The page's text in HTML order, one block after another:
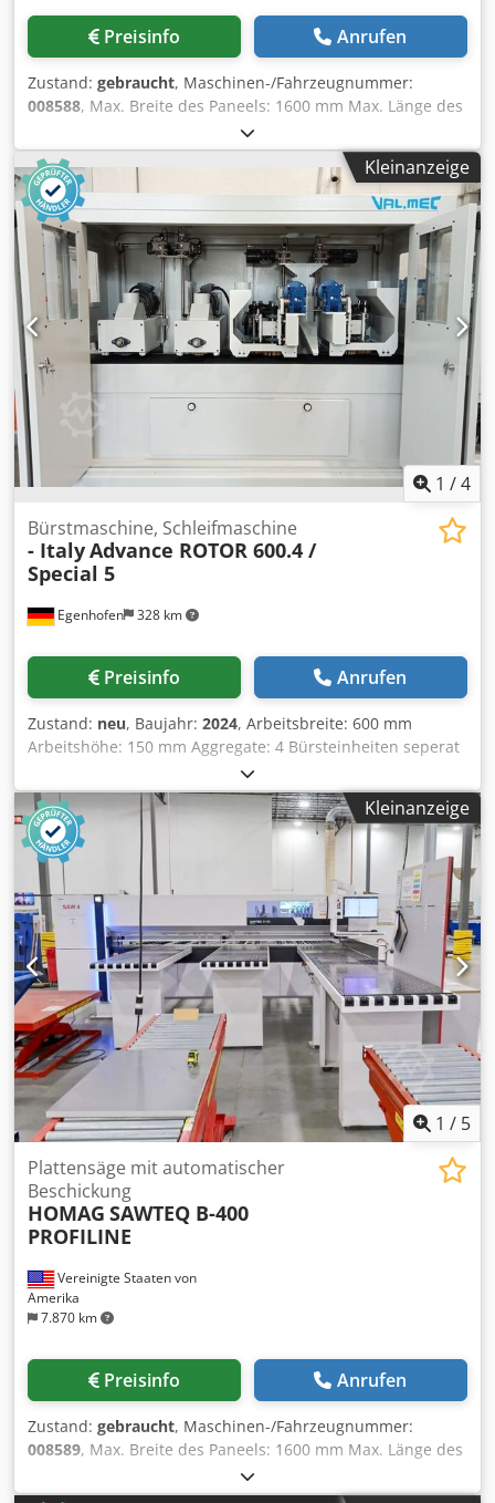
Preisinfo Anrufen
Zustand: gebraucht, Maschinen-/Fahrzeugnummer:
008588, Max. Breite des Paneels: 1600 mm Max. Länge des
Paneels: 3700 mm Max. Vorstand Hauptsägeblatt: 125 mm
Dwjdpfey In Avox Anpea Anzahl der Spannzangen: 9
Ladesystem für die Dünnen: ja
Kleinanzeige
1 /4
Egenhofen 328 km
Bürstmaschine, Schleifmaschine
- ItalyAdvance ROTOR 600.4 /
Special 5
Preisinfo Anrufen
Zustand: neu, Baujahr: 2024, Arbeitsbreite: 600 mm
Arbeitshöhe: 150 mm Aggregate: 4 Bürsteinheiten seperat
einstellbar 1. Aggregat, Rotorgruppe: Gruppe von 5
Rotorbürsten oszillierend, Ø 115 je ein Motor 3 kW 2.
Aggregat, Rotorgruppe: Gruppe von 5 Rotorbürsten
oszillierend, Ø 115 je ein Motor 3 kW 3. Aggregat, Bürste:
Scotch Brite Hard / Durchmesser 220mm, Varioantrieb 4.
Aggregat, Bürste: Scotch Brite Hard / Durchmesser 220mm,
Varioantrieb Dedpfx Anjug Ty Hjpjwa Höhenverstellung:
elektrisch Höhenanzeige: digital Steuerung: Touchscreen
Vorschubgeschwindigkeit: 4 - 12 m/min Motorleistung
Vorschub: 0,37 kW Maschinenlänge: Maschinenbreite:
Gewicht:
Kleinanzeige
1 / 5
Vereinigte Staaten von
Amerika
7.870 km
Plattensäge mit automatischer
Beschickung
HOMAG SAWTEQ B-400
PROFILINE
Preisinfo Anrufen
Zustand: gebraucht, Maschinen-/Fahrzeugnummer:
008589, Max. Breite des Paneels: 1600 mm Max. Länge des
Paneels: 3700 mm Max. Vorstand Hauptsägeblatt: 125 mm
Djdpfxey In Apj Anpowa Anzahl der Spannzangen: 9